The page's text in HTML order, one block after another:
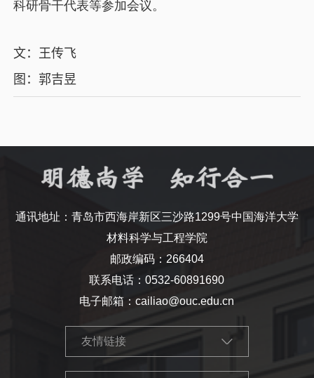
科研骨干代表等参加会议。
文：王传飞
图：郭吉昱
通讯地址：青岛市西海岸新区三沙路1299号中国海洋大学
材料科学与工程学院
邮政编码：266404
联系电话：0532-60891690
电子邮箱：cailiao@ouc.edu.cn
友情链接